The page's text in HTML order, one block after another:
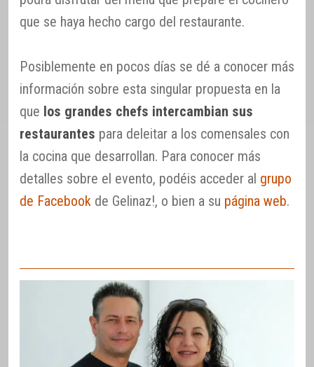
que se haya hecho cargo del restaurante.
Posiblemente en pocos días se dé a conocer más
información sobre esta singular propuesta en la
que los grandes chefs intercambian sus
restaurantes para deleitar a los comensales con
la cocina que desarrollan. Para conocer más
detalles sobre el evento, podéis acceder al grupo
de Facebook de Gelinaz!, o bien a su página web.